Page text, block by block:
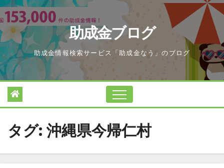
Skip
to
content
助成金ブログ
助成金情報検索サービス「助成金なう」のブログ
タグ: 沖縄県今帰仁村